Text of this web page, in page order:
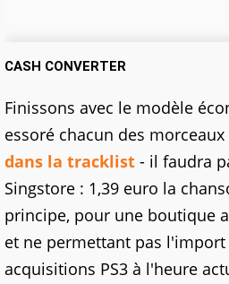
CASH CONVERTER
Finissons avec le modèle
essoré chacun des morceaux
dans la tracklist - il faudra
Singstore : 1,39 euro la
principe, pour une boutique
et ne permettant pas
acquisitions PS3 à l'heure